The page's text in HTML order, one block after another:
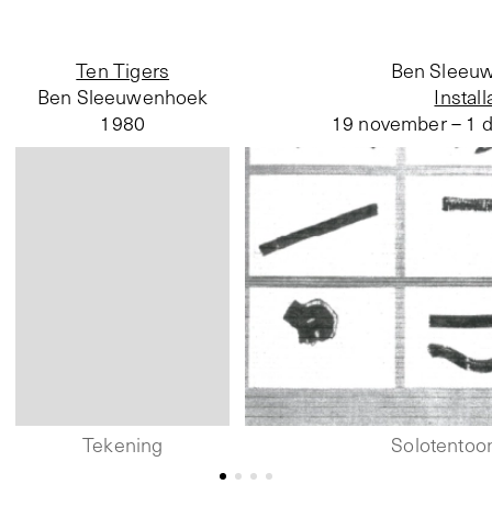
Ten Tigers
Ben Sleeuwenhoek
1980
Tekening
Ben
19 november – 1